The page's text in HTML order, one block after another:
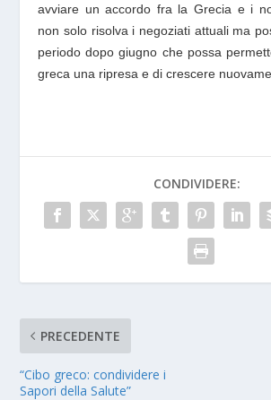
avviare un accordo fra la Grecia e i
non solo risolva i negoziati attuali ma
periodo dopo giugno che possa
greca una ripresa e di crescere
CONDIVIDERE:
PRECEDENTE
“Cibo greco: condividere i
Sapori della Salute”